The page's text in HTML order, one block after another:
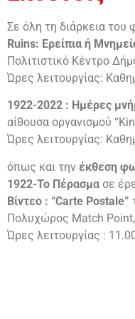
Σε όλη τη διάρκεια του
Ruins: Ερείπια ή
Πολιτιστικό Κέντρο
Ώρες λειτουργίας:
1922-2022 : Ημέρες
αίθουσα οργανισμού
Ώρες λειτουργίας:
όπως και την έκθεση
1922-Το Πέρασμα σε
Βίντεο : “Carte Postale”
Πολυχώρος Match Point,
Ώρες λειτουργίας :